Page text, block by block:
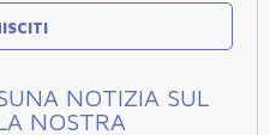
NOTIZIA SUL
NOSTRA